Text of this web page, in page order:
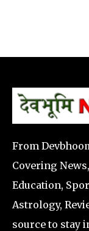
From
Covering
Education,
Astrology,
source to stay